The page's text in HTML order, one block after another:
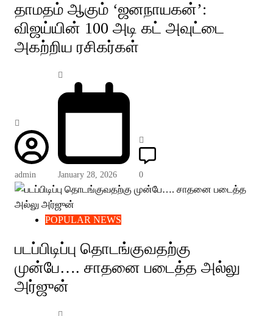
தாமதம் ஆகும் ‘ஜனநாயகன்’:
விஜய்யின் 100 அடி கட் அவுட்டை
அகற்றிய ரசிகர்கள்
admin January 28, 2026 0
POPULAR NEWS
படப்பிடிப்பு தொடங்குவதற்கு
முன்பே…. சாதனை படைத்த அல்லு
அர்ஜுன்